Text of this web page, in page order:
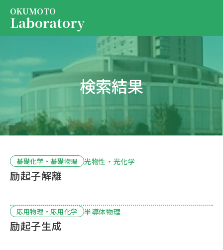
OKUMOTO
Laboratory
About us
President
EN
Contact us 検索結果
基礎化学・基礎物理 光物性・光化学
励起子解離
応用物理・応用化学 半導体物理
励起子生成